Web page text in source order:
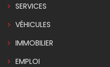
SERVICES
VÉHICULES
IMMOBILIER
EMPLOI